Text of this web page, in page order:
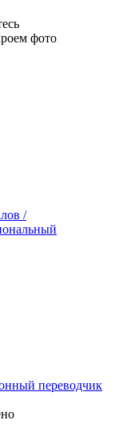
фото
/
переводчик